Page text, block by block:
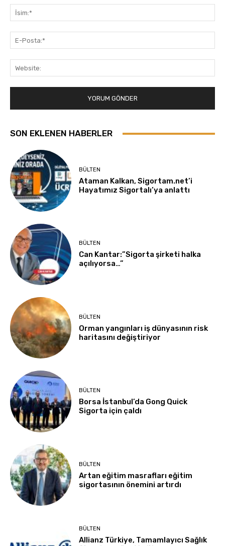
SON EKLENEN HABERLER
BÜLTEN
Ataman Kalkan, Sigortam.net’i
Hayatımız Sigortalı’ya anlattı
BÜLTEN
Can Kantar:”Sigorta şirketi halka
açılıyorsa…”
BÜLTEN
Orman yangınları iş dünyasının risk
haritasını değiştiriyor
BÜLTEN
Borsa İstanbul’da Gong Quick
Sigorta için çaldı
BÜLTEN
Artan eğitim masrafları eğitim
sigortasının önemini artırdı
BÜLTEN
Allianz Türkiye, Tamamlayıcı Sağlık